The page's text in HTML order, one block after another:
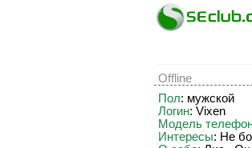
Offline
Пол: мужской
Логин: Vixen
Модель
Интересы: Не